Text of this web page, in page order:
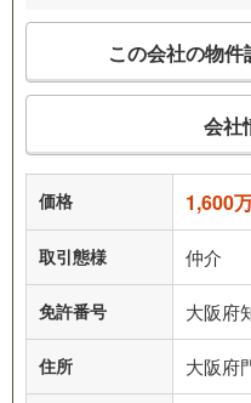
この会社の物件
会社
価格 1,600
取引態様 仲介
免許番号 大阪府
住所 大阪府